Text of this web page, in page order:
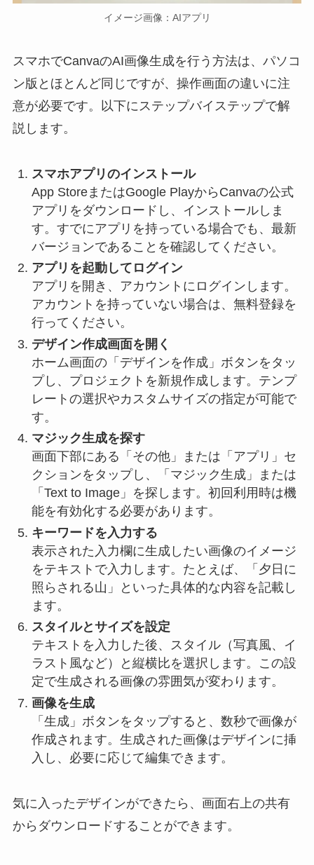
イメージ画像：AIアプリ
スマホでCanvaのAI画像生成を行う方法は、パソコ
ン版とほとんど同じですが、操作画面の違いに注
意が必要です。以下にステップバイステップで解
説します。
スマホアプリのインストール
App StoreまたはGoogle PlayからCanvaの公式
アプリをダウンロードし、インストールしま
す。すでにアプリを持っている場合でも、最新
バージョンであることを確認してください。
アプリを起動してログイン
アプリを開き、アカウントにログインします。
アカウントを持っていない場合は、無料登録を
行ってください。
デザイン作成画面を開く
ホーム画面の「デザインを作成」ボタンをタッ
プし、プロジェクトを新規作成します。テンプ
レートの選択やカスタムサイズの指定が可能で
す。
マジック生成を探す
画面下部にある「その他」または「アプリ」セ
クションをタップし、「マジック生成」または
「Text to Image」を探します。初回利用時は機
能を有効化する必要があります。
キーワードを入力する
表示された入力欄に生成したい画像のイメージ
をテキストで入力します。たとえば、「夕日に
照らされる山」といった具体的な内容を記載し
ます。
スタイルとサイズを設定
テキストを入力した後、スタイル（写真風、イ
ラスト風など）と縦横比を選択します。この設
定で生成される画像の雰囲気が変わります。
画像を生成
「生成」ボタンをタップすると、数秒で画像が
作成されます。生成された画像はデザインに挿
入し、必要に応じて編集できます。
気に入ったデザインができたら、画面右上の共有
からダウンロードすることができます。